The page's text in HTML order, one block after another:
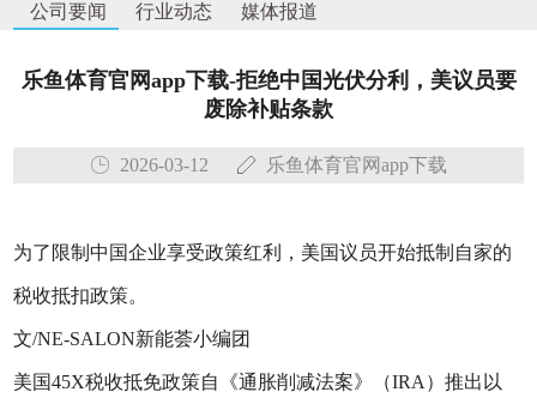
公司要闻 行业动态 媒体报道
乐鱼体育官网app下载-拒绝中国光伏分利，美议员要
废除补贴条款
2026-03-12 乐鱼体育官网app下载
为了限制中国企业享受政策红利，美国议员开始抵制自家的
税收抵扣政策。
文/NE-SALON新能荟小编团
美国45X税收抵免政策自《通胀削减法案》（IRA）推出以